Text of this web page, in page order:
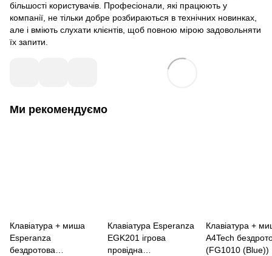
більшості користувачів. Професіонали, які працюють у
компанії, не тільки добре розбираються в технічних новинках,
але і вміють слухати клієнтів, щоб повною мірою задовольняти
їх запити.
Ми рекомендуємо
Клавіатура + миша
Esperanza
бездротова
Клавіатура Esperanza
EGK201 ігрова
провідна
Клавіатура +
A4Tech
(FG1010 (Blue))